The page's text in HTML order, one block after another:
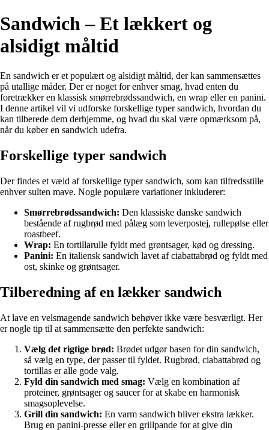
Sandwich – Et lækkert og
alsidigt måltid
En sandwich er et populært og alsidigt måltid, der kan sammensættes
på utallige måder. Der er noget for enhver smag, hvad enten du
foretrækker en klassisk smørrebrødssandwich, en wrap eller en panini.
I denne artikel vil vi udforske forskellige typer sandwich, hvordan du
kan tilberede dem derhjemme, og hvad du skal være opmærksom på,
når du køber en sandwich udefra.
Forskellige typer sandwich
Der findes et væld af forskellige typer sandwich, som kan tilfredsstille
enhver sulten mave. Nogle populære variationer inkluderer:
Smørrebrødssandwich: Den klassiske danske sandwich
bestående af rugbrød med pålæg som leverpostej, rullepølse eller
roastbeef.
Wrap: En tortillarulle fyldt med grøntsager, kød og dressing.
Panini: En italiensk sandwich lavet af ciabattabrød og fyldt med
ost, skinke og grøntsager.
Tilberedning af en lækker sandwich
At lave en velsmagende sandwich behøver ikke være besværligt. Her
er nogle tip til at sammensætte den perfekte sandwich:
Vælg det rigtige brød: Brødet udgør basen for din sandwich,
så vælg en type, der passer til fyldet. Rugbrød, ciabattabrød og
tortillas er alle gode valg.
Fyld din sandwich med smag: Vælg en kombination af
proteiner, grøntsager og saucer for at skabe en harmonisk
smagsoplevelse.
Grill din sandwich: En varm sandwich bliver ekstra lækker.
Brug en panini-presse eller en grillpande for at give din